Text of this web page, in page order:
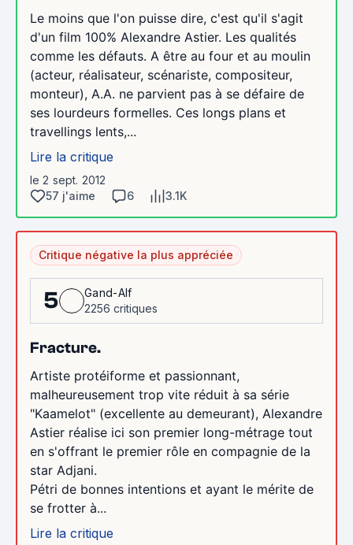
Le moins que l'on puisse dire, c'est qu'il s'agit
d'un film 100% Alexandre Astier. Les qualités
comme les défauts. A être au four et au moulin
(acteur, réalisateur, scénariste, compositeur,
monteur), A.A. ne parvient pas à se défaire de
ses lourdeurs formelles. Ces longs plans et
travellings lents,...
Lire la critique
le 2 sept. 2012
57 j'aime
6 3.1K
Critique négative la plus appréciée
5
Gand-Alf
2256 critiques
Fracture.
Artiste protéiforme et passionnant,
malheureusement trop vite réduit à sa série
"Kaamelot" (excellente au demeurant), Alexandre
Astier réalise ici son premier long-métrage tout
en s'offrant le premier rôle en compagnie de la
star Adjani.
Pétri de bonnes intentions et ayant le mérite de
se frotter à...
Lire la critique